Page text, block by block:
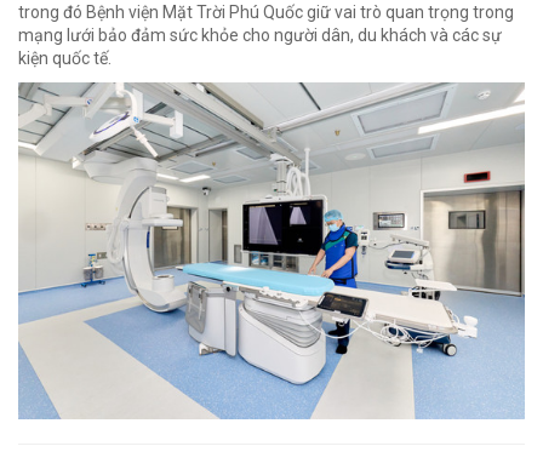
trong đó Bệnh viện Mặt Trời Phú Quốc giữ vai trò quan trọng trong
mạng lưới bảo đảm sức khỏe cho người dân, du khách và các sự
kiện quốc tế.